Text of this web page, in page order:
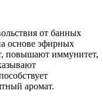
от банных
основе эфирных
повышают иммунитет,
аромат.